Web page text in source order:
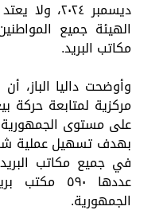
ديسمبر
الهيئة جميع
مكاتب البريد.
وأوضحت داليا الباز،
مركزية لمتابعة حركة
على مستوى
بهدف تسهيل عملية
في جميع مكاتب
عددها
الجمهورية.